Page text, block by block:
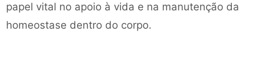
papel vital no apoio à vida e na manutenção da
homeostase dentro do corpo.